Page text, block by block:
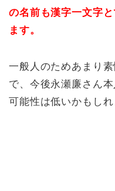
の名前も漢字一文字
ます。
一般人のためあまり
で、今後永瀬廉さん
可能性は低いかもしれ